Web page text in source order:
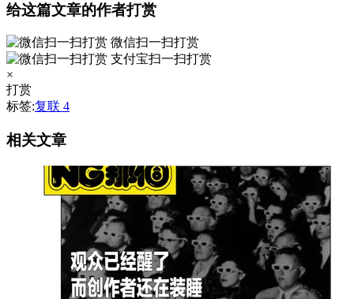
给这篇文章的作者打赏
微信扫一扫打赏
支付宝扫一扫打赏
×
打赏
标签:复联 4
相关文章